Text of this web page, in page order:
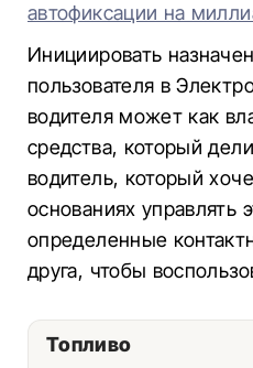
автофиксации на
Инициировать
пользователя в
водителя может как
средства, который
водитель, который
основаниях управлять
определенные
друга, чтобы
Топливо